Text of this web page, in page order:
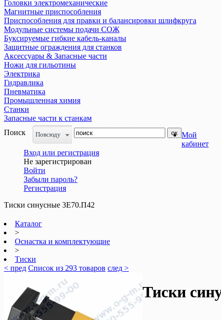
Головки электромеханические
Магнитные приспособления
Приспособления для правки и балансировки шлифкруга
Модульные системы подачи СОЖ
Буксируемые гибкие кабель-каналы
Защитные ограждения для станков
Аксессуары & Запасные части
Ножи для гильотины
Электрика
Гидравлика
Пневматика
Промышленная химия
Станки
Запасные части к станкам
Поиск
Повсюду
Мой
кабинет
Вход или регистрация
Не зарегистрирован
Войти
Забыли пароль?
Регистрация
Тиски синусные 3Е70.П42
Каталог
>
Оснастка и комплектующие
>
Тиски
< пред Список из 293 товаров след >
Тиски